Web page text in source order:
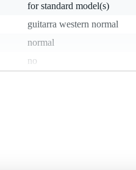
for standard model(s)
guitarra western normal
normal
no